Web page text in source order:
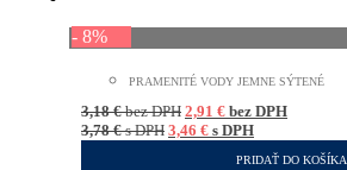
- 8%
PRAMENITÉ VODY JEMNE SÝTENÉ
3,18€bez DPH 2,91 € bez DPH
3,78€s DPH 3,46 € s DPH
PRIDAŤ DO KOŠÍKA